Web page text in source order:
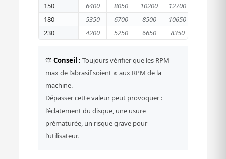
150
6400 8050 10200
12700
180
5350 6700 8500
10650
230
4200 5250 6650 8350
Conseil : Toujours vérifier que les RPM
max de l’abrasif soient ≥ aux RPM de la
machine.
Dépasser cette valeur peut provoquer :
l’éclatement du disque, une usure
prématurée, un risque grave pour
l’utilisateur.